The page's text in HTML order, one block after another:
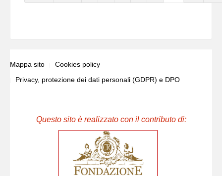
Mappa sito
Cookies policy
Privacy, protezione dei dati personali (GDPR) e DPO
Questo sito è realizzato con il contributo di: